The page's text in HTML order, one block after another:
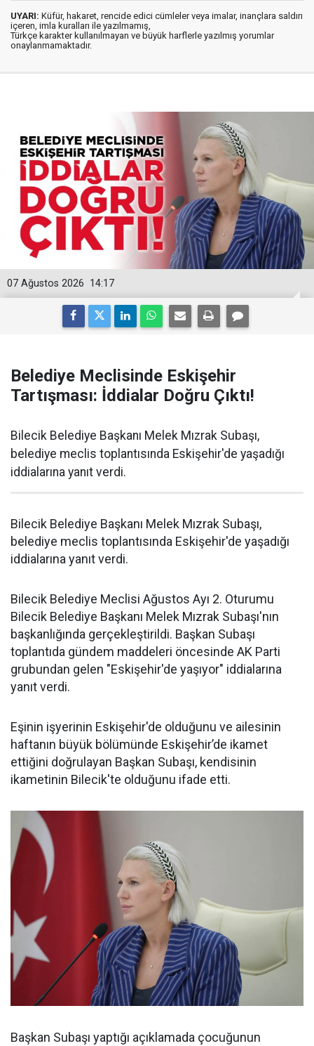
UYARI: Küfür, hakaret, rencide edici cümleler veya imalar, inançlara saldırı
içeren, imla kuralları ile yazılmamış,
Türkçe karakter kullanılmayan ve büyük harflerle yazılmış yorumlar
onaylanmamaktadır.
14:17
07 Ağustos 2026
Belediye Meclisinde Eskişehir
Tartışması: İddialar Doğru Çıktı!
Bilecik Belediye Başkanı Melek Mızrak Subaşı,
belediye meclis toplantısında Eskişehir'de yaşadığı
iddialarına yanıt verdi.
Bilecik Belediye Başkanı Melek Mızrak Subaşı,
belediye meclis toplantısında Eskişehir'de yaşadığı
iddialarına yanıt verdi.
Bilecik Belediye Meclisi Ağustos Ayı 2. Oturumu
Bilecik Belediye Başkanı Melek Mızrak Subaşı'nın
başkanlığında gerçekleştirildi. Başkan Subaşı
toplantıda gündem maddeleri öncesinde AK Parti
grubundan gelen "Eskişehir'de yaşıyor" iddialarına
yanıt verdi.
Eşinin işyerinin Eskişehir'de olduğunu ve ailesinin
haftanın büyük bölümünde Eskişehir’de ikamet
ettiğini doğrulayan Başkan Subaşı, kendisinin
ikametinin Bilecik'te olduğunu ifade etti.
Başkan Subaşı yaptığı açıklamada çocuğunun